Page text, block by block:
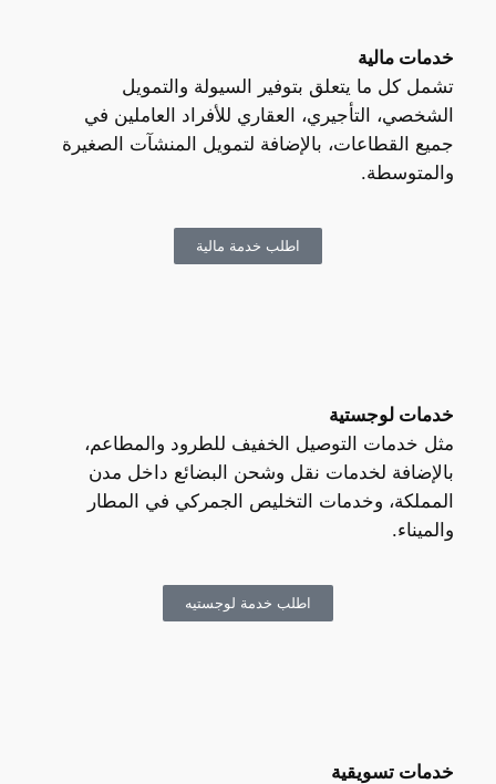
خدمات مالية
تشمل كل ما يتعلق بتوفير السيولة والتمويل
الشخصي، التأجيري، العقاري للأفراد العاملين في
جميع القطاعات، بالإضافة لتمويل المنشآت الصغيرة
والمتوسطة.
اطلب خدمة مالية
خدمات لوجستية
مثل خدمات التوصيل الخفيف للطرود والمطاعم،
بالإضافة لخدمات نقل وشحن البضائع داخل مدن
المملكة، وخدمات التخليص الجمركي في المطار
والميناء.
اطلب خدمة لوجستيه
خدمات تسويقية